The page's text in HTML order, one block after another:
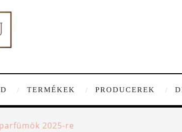
TERMÉKEK PRODUCEREK
2025-re